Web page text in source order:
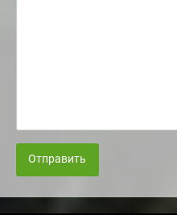
Отправить